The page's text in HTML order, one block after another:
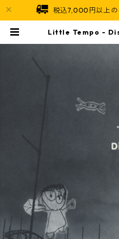
税込7,000円以上の
Little Tempo -